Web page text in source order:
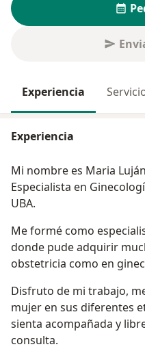
Experiencia
Experiencia
Mi nombre es Maria
Especialista en
UBA.
Me formé como
donde pude adquirir
obstetricia como en
Disfruto de mi trabajo,
mujer en sus diferentes
sienta acompañada y
consulta.